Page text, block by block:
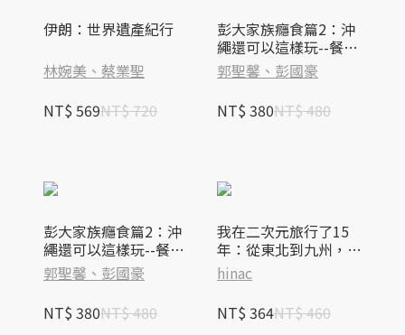
伊朗：世界遺產紀行
林婉美、蔡業聖
NT$ 569NT$ 720
彭大家族癮食篇2：沖
繩還可以這樣玩--餐食
名店、登山祕境、季節
花海、溫泉舒療
郭聖馨、彭國豪
NT$ 380NT$ 480
彭大家族癮食篇2：沖
繩還可以這樣玩--餐食
名店、登山祕境、季節
花海、溫泉舒療
郭聖馨、彭國豪
NT$ 380NT$ 480
我在二次元旅行了15
年：從東北到九州，日
本動漫聖地巡禮的私藏
記憶
hinac
NT$ 364NT$ 460